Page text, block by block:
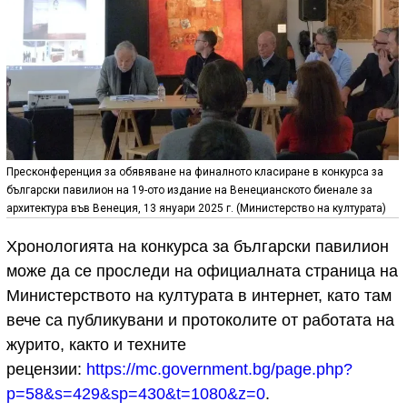
Пресконференция за обявяване на финалното класиране в конкурса за
български павилион на 19-ото издание на Венецианското биенале за
архитектура във Венеция, 13 януари 2025 г. (Министерство на културата)
Хронологията на конкурса за български павилион
може да се проследи на официалната страница на
Министерството на културата в интернет, като там
вече са публикувани и протоколите от работата на
журито, както и техните
рецензии: https://mc.government.bg/page.php?
p=58&s=429&sp=430&t=1080&z=0.